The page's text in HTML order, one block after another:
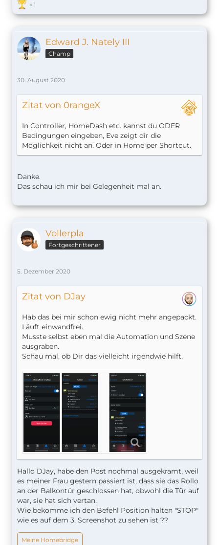
1
Edward J. Nately III
Champ
30. August 2020
Zitat von 0rangeX
In Controller, HomeDash etc. kannst du ODER
Bedingungen eingeben, Eve zeigt dir die
Möglichkeit nicht an. Oder in Home per Shortcut.
Danke.
Das schau ich mir bei Gelegenheit mal an.
Vollerpla
Fortgeschrittener
5. Dezember 2020
Zitat von DJay
Hab das bei mir schon ewig nicht mehr angepackt.
Läuft einwandfrei.
Musste selbst eben mal die Automation und Szene
ausgraben.
Schau mal, ob Dir das vielleicht irgendwie hilft.
Hallo DJay, habe den Post nochmal ausgekramt, weil
es meiner Frau gestern passiert ist, dass sie das Rollo
an der Balkontür geschlossen hat, obwohl die Tür auf
war, sie hat sich vertan.
Wie bekomme ich den Befehl Position halten "STOP"
wie es auf dem 3. Screenshot zu sehen ist ??
Meine Homebridge